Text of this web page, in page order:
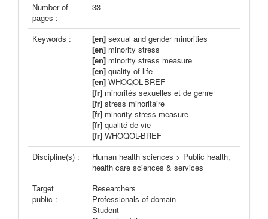
Number of
pages :
33
Keywords : [en] sexual and gender minorities
[en] minority stress
[en] minority stress measure
[en] quality of life
[en] WHOQOL-BREF
[fr] minorités sexuelles et de genre
[fr] stress minoritaire
[fr] minority stress measure
[fr] qualité de vie
[fr] WHOQOL-BREF
Discipline(s) :
Human health sciences > Public health,
health care sciences & services
Target
public :
Researchers
Professionals of domain
Student